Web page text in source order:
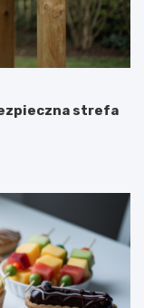
strefa